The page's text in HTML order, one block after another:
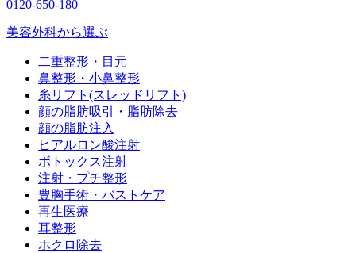
0120-650-180
美容外科から選ぶ
二重整形・目元
鼻整形・小鼻整形
糸リフト(スレッドリフト)
顔の脂肪吸引・脂肪除去
顔の脂肪注入
ヒアルロン酸注射
ボトックス注射
注射・プチ整形
豊胸手術・バストケア
再生医療
耳整形
ホクロ除去